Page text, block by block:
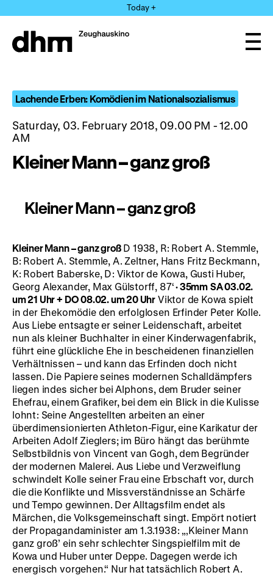
directly
the
Today +
Lachende Erben: Komödien im Nationalsozialismus
Saturday, 03. February 2018, 09.00 PM - 12.00
AM
Kleiner Mann – ganz groß
Kleiner Mann – ganz groß
Kleiner Mann – ganz großD 1938, R: Robert A. Stemmle,
B: Robert A. Stemmle, A. Zeltner, Hans Fritz Beckmann,
K: Robert Baberske, D: Viktor de Kowa, Gusti Huber,
Georg Alexander, Max Gülstorff, 87‘·35mm SA 03.02.
um 21 Uhr + DO 08.02. um 20 Uhr Viktor de Kowa spielt
in der Ehekomödie den erfolglosen Erfinder Peter Kolle.
Aus Liebe entsagte er seiner Leidenschaft, arbeitet
nun als kleiner Buchhalter in einer Kinderwagenfabrik,
führt eine glückliche Ehe in bescheidenen finanziellen
Verhältnissen – und kann das Erfinden doch nicht
lassen. Die Papiere seines modernen Schalldämpfers
liegen indes sicher bei Alphons, dem Bruder seiner
Ehefrau, einem Grafiker, bei dem ein Blick in die Kulisse
lohnt: Seine Angestellten arbeiten an einer
überdimensionierten Athleton-Figur, eine Karikatur der
Arbeiten Adolf Zieglers; im Büro hängt das berühmte
Selbstbildnis von Vincent van Gogh, dem Begründer
der modernen Malerei. Aus Liebe und Verzweiflung
schwindelt Kolle seiner Frau eine Erbschaft vor, durch
die die Konflikte und Missverständnisse an Schärfe
und Tempo gewinnen. Der Alltagsfilm endet als
Märchen, die Volksgemeinschaft singt. Empört notiert
der Propagandaminister am 1.3.1938: „‚Kleiner Mann
ganz groß’ ein sehr schlechter Singspielfilm mit de
Kowa und Huber unter Deppe. Dagegen werde ich
energisch vorgehen.“ Nur hat tatsächlich Robert A.